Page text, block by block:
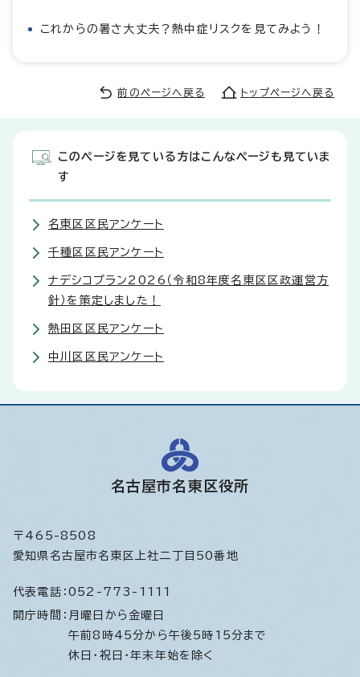
これからの暑さ大丈夫？熱中症リスクを見てみよう！
前のページへ戻る トップページへ戻る
このページを見ている方はこんなページも見ていま
す
名東区区民アンケート
千種区区民アンケート
ナデシコプラン2026（令和8年度名東区区政運営方
針）を策定しました！
熱田区区民アンケート
中川区区民アンケート
名古屋市名東区役所
〒465-8508
愛知県名古屋市名東区上社二丁目50番地
代表電話： 052-773-1111
開庁時間： 月曜日から金曜日
午前8時45分から午後5時15分まで
休日・祝日・年末年始を除く